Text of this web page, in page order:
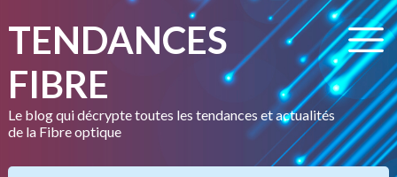
TENDANCES
FIBRE
Le blog qui décrypte toutes les tendances et actualités
de la Fibre optique